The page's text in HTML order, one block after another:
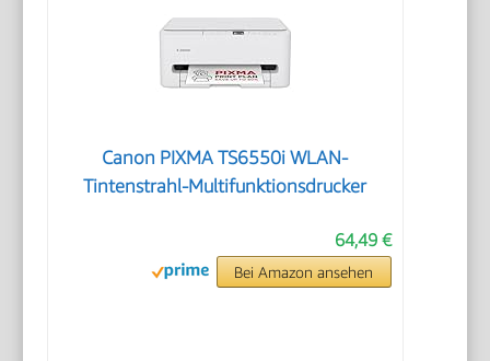
Canon PIXMA TS6550i WLAN-
Tintenstrahl-Multifunktionsdrucker
64,49 €
Bei Amazon ansehen